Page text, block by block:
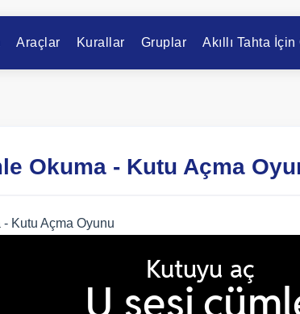
Araçlar Kurallar Gruplar Akıllı Tahta
Okuma - Kutu Açma
Kutu Açma Oyunu